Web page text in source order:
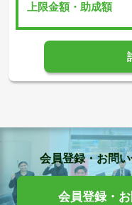
上限金額・助成額
会員登録・お問
会員登録・